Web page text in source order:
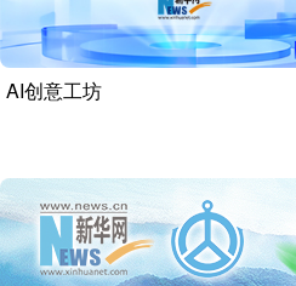
AI创意工坊